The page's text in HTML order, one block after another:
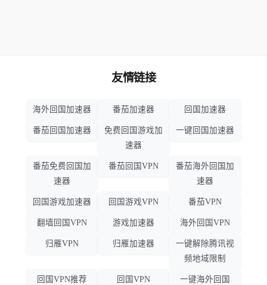
友情链接
海外回国加速器 番茄加速器 回国加速器
番茄回国加速器
免费回国游戏加
速器
一键回国加速器
番茄免费回国加
速器
番茄回国VPN
番茄海外回国加
速器
回国游戏加速器 回国游戏VPN 番茄VPN
翻墙回国VPN 游戏加速器 海外回国VPN
归雁VPN 归雁加速器
一键解除腾讯视
频地域限制
回国VPN推荐 回国VPN
一键海外回国